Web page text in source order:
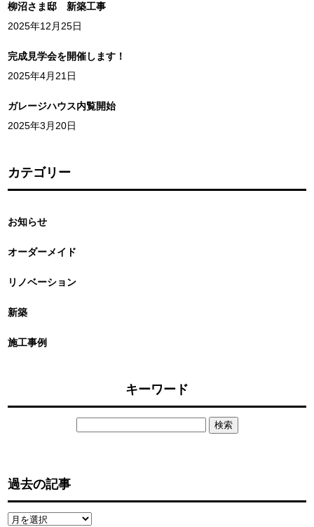
柳沼さま邸 新築工事
2025年12月25日
完成見学会を開催します！
2025年4月21日
ガレージハウス内覧開始
2025年3月20日
カテゴリー
お知らせ
オーダーメイド
リノベーション
新築
施工事例
キーワード
過去の記事
過